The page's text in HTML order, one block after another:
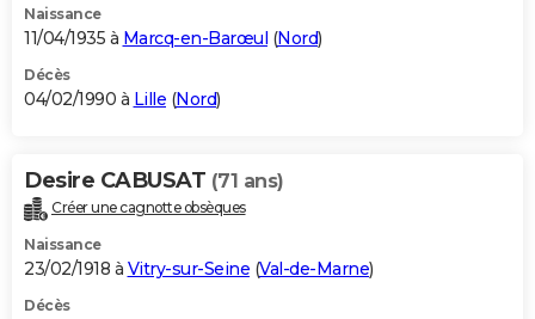
Naissance
11/04/1935 à Marcq-en-Barœul (Nord)
Décès
04/02/1990 à Lille (Nord)
Desire CABUSAT (71 ans)
Créer une cagnotte obsèques
Naissance
23/02/1918 à Vitry-sur-Seine (Val-de-Marne)
Décès